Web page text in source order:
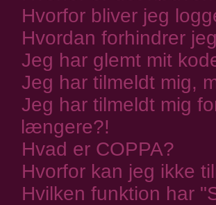
Hvorfor bliver jeg
Hvordan forhindrer
Jeg har glemt mit
Jeg har tilmeldt mig,
Jeg har tilmeldt mig
længere?!
Hvad er COPPA?
Hvorfor kan jeg ikke
Hvilken funktion har